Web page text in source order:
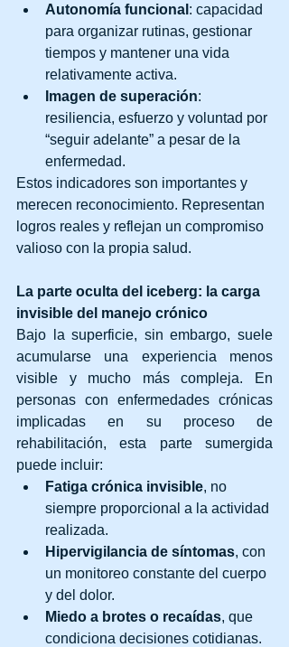
Autonomía funcional : capacidad
para organizar rutinas, gestionar
tiempos y mantener una vida
relativamente activa.
Imagen de superación:
resiliencia, esfuerzo y voluntad por
“seguir adelante” a pesar de la
enfermedad.
Estos indicadores son importantes y
merecen reconocimiento. Representan
logros reales y reflejan un compromiso
valioso con la propia salud.
La parte oculta del iceberg: la carga
invisible del manejo crónico
Bajo la superficie, sin embargo, suele
acumularse una experiencia menos
visible y mucho más compleja. En
personas con enfermedades crónicas
implicadas en su proceso de
rehabilitación, esta parte sumergida
puede incluir:
Fatiga crónica invisible, no
siempre proporcional a la actividad
realizada.
Hipervigilancia de síntomas, con
un monitoreo constante del cuerpo
y del dolor.
Miedo a brotes o recaídas, que
condiciona decisiones cotidianas.